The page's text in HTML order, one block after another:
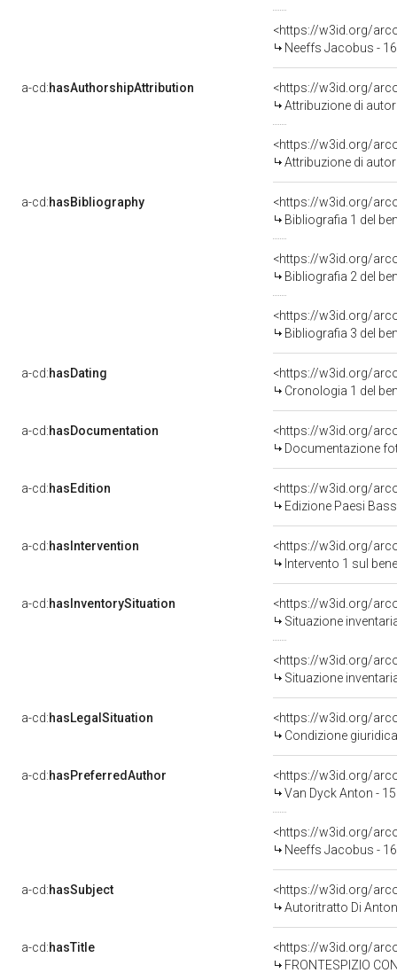
<https://w3id.org/
Neeffs Jacobus -
a-cd:hasAuthorshipAttribution
<https://w3id.org/
Attribuzione di
<https://w3id.org/
Attribuzione di
a-cd:hasBibliography
<https://w3id.org/
Bibliografia 1 del
<https://w3id.org/
Bibliografia 2 del
<https://w3id.org/
Bibliografia 3 del
a-cd:hasDating
<https://w3id.org/
Cronologia 1 del
a-cd:hasDocumentation
Documentazione
a-cd:hasEdition
<https://w3id.org/
Edizione Paesi
a-cd:hasIntervention
<https://w3id.org/
Intervento 1 sul
a-cd:hasInventorySituation
<https://w3id.org/
Situazione
<https://w3id.org/
Situazione
a-cd:hasLegalSituation
<https://w3id.org/
Condizione
a-cd:hasPreferredAuthor
<https://w3id.org/
Van Dyck Anton -
<https://w3id.org/
Neeffs Jacobus -
a-cd:hasSubject
<https://w3id.org/
Autoritratto Di
a-cd:hasTitle
<https://w3id.org/
FRONTESPIZIO